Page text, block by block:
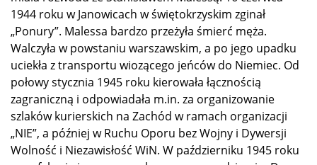
1944 roku w Janowicach w świętokrzyskim zginał
„Ponury”. Malessa bardzo przeżyła śmierć męża.
Walczyła w powstaniu warszawskim, a po jego upadku
uciekła z transportu wiozącego jeńców do Niemiec. Od
połowy stycznia 1945 roku kierowała łącznością
zagraniczną i odpowiadała m.in. za organizowanie
szlaków kurierskich na Zachód w ramach organizacji
„NIE”, a później w Ruchu Oporu bez Wojny i Dywersji
Wolność i Niezawisłość WiN. W październiku 1945 roku